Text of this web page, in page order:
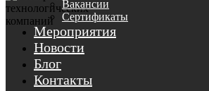
Вакансии
Сертификаты
Мероприятия
Новости
Блог
Контакты